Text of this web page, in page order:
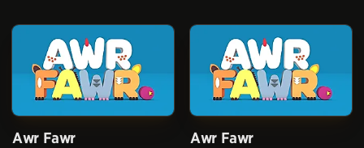
Awr Fawr Awr Fawr